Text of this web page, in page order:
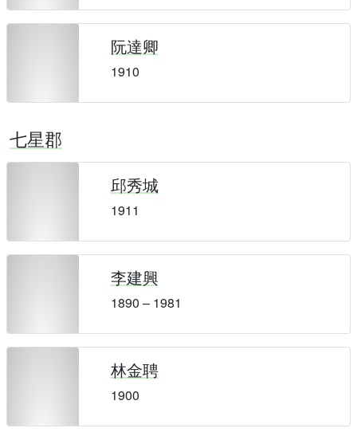
阮達卿
1910
七星郡
邱秀城
1911
李建興
1890 – 1981
林金聘
1900